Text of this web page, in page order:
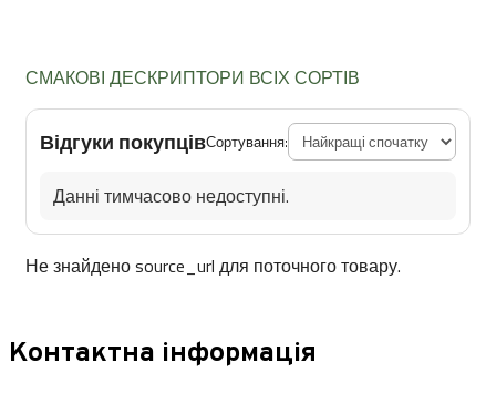
СМАКОВІ ДЕСКРИПТОРИ ВСІХ СОРТІВ
Відгуки покупцівСортування:
Данні тимчасово недоступні.
Не знайдено source_url для поточного товару.
Контактна інформація